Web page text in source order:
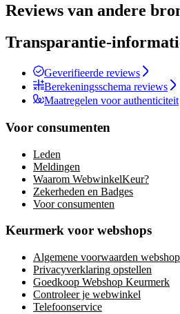
Reviews van andere
Transparantie-
Geverifieerde reviews
Berekeningsschema reviews
Maatregelen voor authenticiteit
Voor consumenten
Leden
Meldingen
Waarom WebwinkelKeur?
Zekerheden en Badges
Voor consumenten
Keurmerk voor webshops
Algemene voorwaarden webshop
Privacyverklaring opstellen
Goedkoop Webshop Keurmerk
Controleer je webwinkel
Telefoonservice